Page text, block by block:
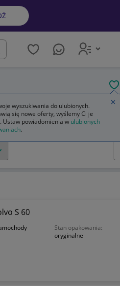
bmw e46
S 60
Stan opakowania:
oryginalne
wyszukiwania do ulubionych.
się nowe oferty, wyślemy Ci je
Ustaw powiadomienia w ulubionych
.